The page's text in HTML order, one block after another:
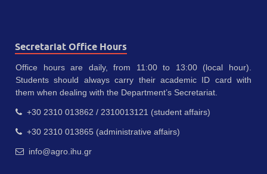
Secretariat Office Hours
Office hours are daily, from 11:00 to 13:00 (local hour).
Students should always carry their academic ID card with
them when dealing with the Department’s Secretariat.
+30 2310 013862 / 2310013121 (student affairs)
+30 2310 013865 (administrative affairs)
info@agro.ihu.gr